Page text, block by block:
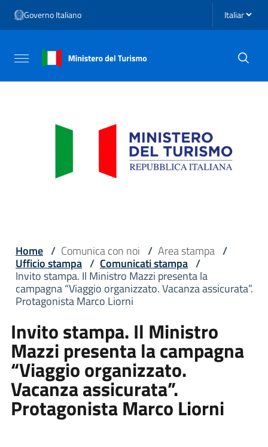
Vai al menu di navigazione
Vai al footer
Governo Italiano Seleziona
Attiva / disattiva la navigazione
Home / Comunica con noi / Area stampa /
Ufficio stampa / Comunicati stampa /
Invito stampa. Il Ministro Mazzi presenta la
campagna “Viaggio organizzato. Vacanza assicurata”.
Protagonista Marco Liorni
Invito stampa. Il Ministro
Mazzi presenta la campagna
“Viaggio organizzato.
Vacanza assicurata”.
Protagonista Marco Liorni